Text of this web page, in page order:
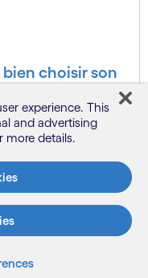
choisir son
experience. This
and advertising
more details.